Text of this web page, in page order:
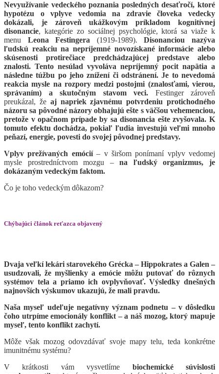
Nevyužívanie vedeckého poznania posledných desaťročí, ktoré
hypotézu o vplyve vedomia na zdravie človeka vedecky
dokázali, je zároveň ukážkovým príkladom kognitívnej
disonancie, kategórie zo sociálnej psychológie, ktorá sa viaže k
menu Leona Festingera (1919-1989).Disonanciou nazýva
ľudskú reakciu na nepríjemné novozískané informácie alebo
skúsenosti protirečiace predchádzajúcej predstave alebo
znalosti. Tento nesúlad vyvoláva nepríjemný pocit napätia a
následne túžbu po jeho znížení či odstránení. Je to nevedomá
reakcia mysle na rozpory medzi postojmi (znalosťami, vierou,
správaním) a skutočným stavom veci. Festinger zároveň
preukázal, že aj napriek zjavnému potvrdeniu protichodného
názoru sa pôvodné názory obhajujú ešte s väčšou vehemenciou,
pretože v opačnom prípade by sa disonancia ešte zvyšovala. K
tomuto efektu dochádza, pokiaľ ľudia investujú veľmi mnoho
peňazí, energie, povesti do svojej pôvodnej predstavy.
Vplyv prežívaných emócií– v širšom ponímaní vplyv vedomej
mysle prostredníctvom mozgu –na ľudský organizmus, je
dokázaným vedeckým faktom.
Čo je toho vedeckým dôkazom?
Chýbajúci článok reťazca objavený
Dvaja veľkí lekári starovekého Grécka – Hippokrates a Galen –
usudzovali, že myšlienky a emócie môžu putovať do rôznych
systémov tela a priamo ich ovplyvňovať. Výsledky dnešných
najnovších výskumov ukazujú, že mali pravdu.
Naša myseľ udeľuje negatívny význam podnetu – v dôsledku
čoho utrpíme emocionály konflikt – a náš mozog, ktorý mapuje
myseľ, tento konflikt zachytí.
Môže však mozog odovzdávať svoje mapy telu, teda konkrétne
imunitnému systému?
V krátkosti vám vysvetlíme biochemické súvislosti